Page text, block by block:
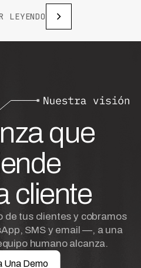
LEYENDO
que
cliente
de tus clientes y cobramos
SMS y email —, a una
humano alcanza.
Una Demo